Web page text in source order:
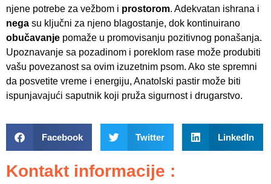
njene potrebe za vežbom i prostorom. Adekvatan ishrana i
nega su ključni za njeno blagostanje, dok kontinuirano
obučavanje pomaže u promovisanju pozitivnog ponašanja.
Upoznavanje sa pozadinom i poreklom rase može produbiti
vašu povezanost sa ovim izuzetnim psom. Ako ste spremni
da posvetite vreme i energiju, Anatolski pastir može biti
ispunjavajući saputnik koji pruža sigurnost i drugarstvo.
Facebook Twitter LinkedIn
Kontakt informacije :